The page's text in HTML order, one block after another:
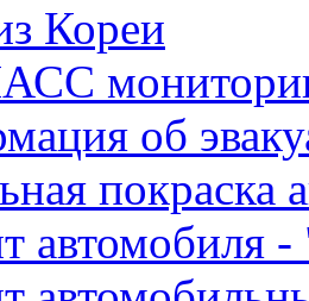
Кореи
об
покраска
автомобиля -